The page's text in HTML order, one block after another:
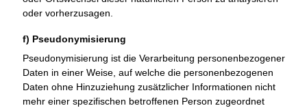
oder vorherzusagen.
f) Pseudonymisierung
Pseudonymisierung ist die Verarbeitung personenbezogener
Daten in einer Weise, auf welche die personenbezogenen
Daten ohne Hinzuziehung zusätzlicher Informationen nicht
mehr einer spezifischen betroffenen Person zugeordnet